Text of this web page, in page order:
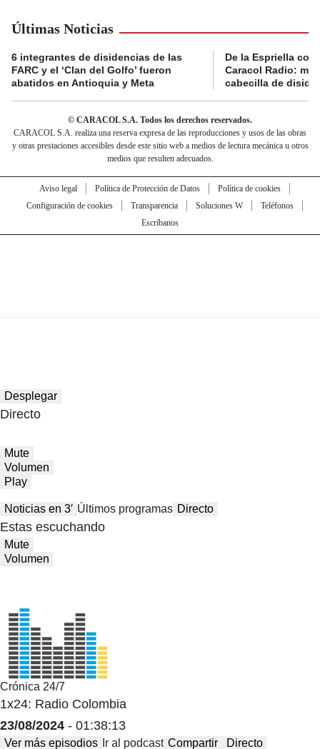
Últimas Noticias
6 integrantes de disidencias de las
FARC y el ‘Clan del Golfo’ fueron
abatidos en Antioquia y Meta
De la Espriella
Caracol Radio:
cabecilla de
© CARACOL S.A. Todos los derechos reservados.
CARACOL S.A. realiza una reserva expresa de las reproducciones y usos de las obras
y otras prestaciones accesibles desde este sitio web a medios de lectura mecánica u otros
medios que resulten adecuados.
Aviso legal Política de Protección de Datos
Política de cookies
Configuración de cookies
Transparencia Soluciones W
Teléfonos
Escríbanos
Desplegar
Directo
Mute
Volumen
Play
Noticias en 3′ Últimos programas Directo
Estas escuchando
Mute
Volumen
Crónica 24/7
1x24: Radio Colombia
23/08/2024 - 01:38:13
Ver más episodios Ir al podcast Compartir Directo